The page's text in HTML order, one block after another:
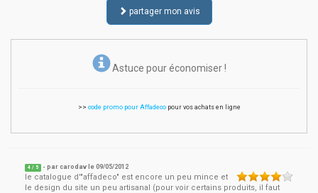
partager mon avis
Astuce pour économiser !
>> code promo pour Affadecopour vos achats en ligne
4 / 5 - parcarodav le09/05/2012
le catalogue d'"affadeco" est encore un peu mince et
le design du site un peu artisanal (pour voir certains produits, il faut